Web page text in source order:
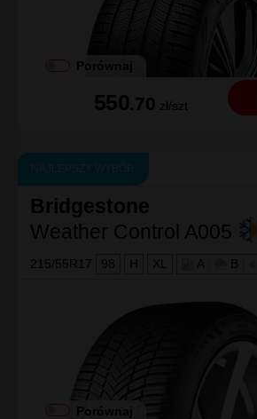
Porównaj
550.70 zł/szt
NAJLEPSZY WYBÓR
Bridgestone
Weather Control A005
215/55R17 98 H XL A B
Porównaj